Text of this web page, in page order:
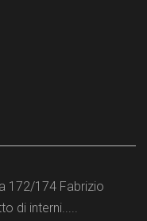
172/174 Fabrizio
di interni.....